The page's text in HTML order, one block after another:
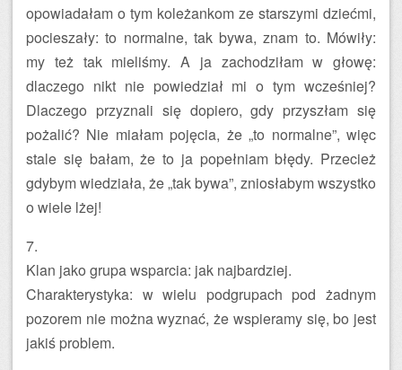
opowiadałam o tym koleżankom ze starszymi dziećmi,
pocieszały: to normalne, tak bywa, znam to. Mówiły:
my też tak mieliśmy. A ja zachodziłam w głowę:
dlaczego nikt nie powiedział mi o tym wcześniej?
Dlaczego przyznali się dopiero, gdy przyszłam się
pożalić? Nie miałam pojęcia, że „to normalne”, więc
stale się bałam, że to ja popełniam błędy. Przecież
gdybym wiedziała, że „tak bywa”, zniosłabym wszystko
o wiele lżej!
7.
Klan jako grupa wsparcia: jak najbardziej.
Charakterystyka: w wielu podgrupach pod żadnym
pozorem nie można wyznać, że wspieramy się, bo jest
jakiś problem.